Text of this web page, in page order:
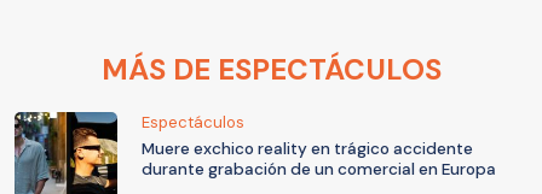
MÁS DE ESPECTÁCULOS
Espectáculos
Muere exchico reality en trágico accidente
durante grabación de un comercial en Europa